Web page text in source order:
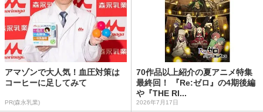
アマゾンで大人気！血圧対策は
コーヒーに足してみて
PR(森永乳業)
70作品以上紹介の夏アニメ特集
最終回！ 『Re:ゼロ』の4期後編
や『THE RI...
2026年7月17日